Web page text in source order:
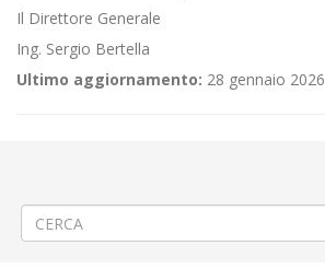
Il Direttore Generale
Ing. Sergio Bertella
Ultimo aggiornamento: 28 gennaio 2026